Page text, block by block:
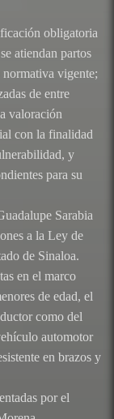
obligatoria
atiendan partos
normativa vigente;
de entre
valoración
con la finalidad
y
para su
Sarabia
a la Ley de
de Sinaloa.
en el marco
de edad, el
como del
automotor
en brazos y
por el